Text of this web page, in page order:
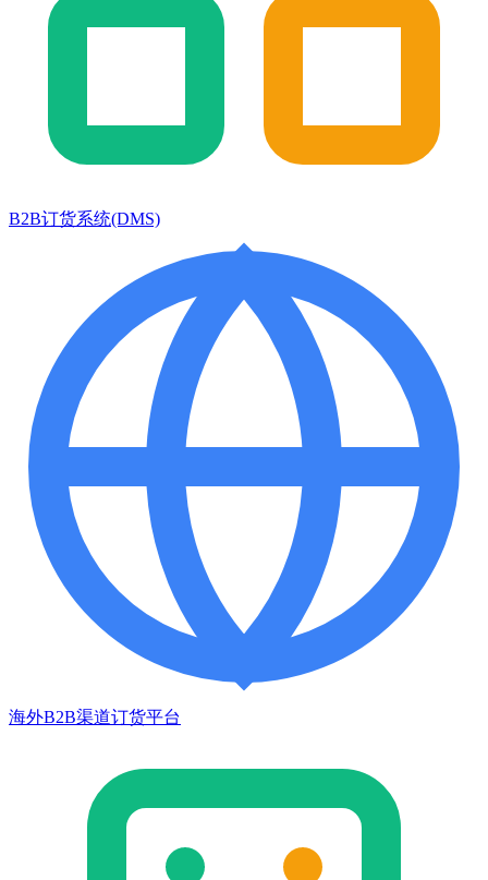
B2B订货系统(DMS)
海外B2B渠道订货平台